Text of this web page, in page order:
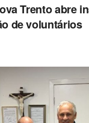
Trento abre
de voluntários